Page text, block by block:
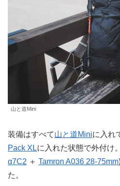
山と道Mini
装備はすべて山と道Miniに入れ
Pack XLに入れた状態で外付け
α7C2 ＋ Tamron A036 28-75mm
た。